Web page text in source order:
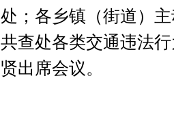
处；各乡镇（街道）
共查处各类交通违法
贤出席会议。